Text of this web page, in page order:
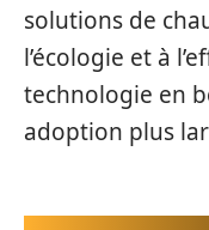
solutions de
l’écologie et à
technologie en
adoption plus